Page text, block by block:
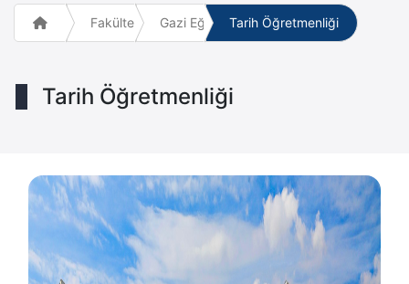
Fakülte ve Meslek Yüksek Okulları
Gazi Eğitim FakültesiTarih Öğretmenliği
Tarih Öğretmenliği